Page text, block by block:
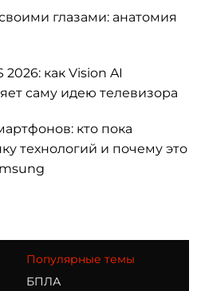
глазами: анатомия
как Vision AI
саму идею телевизора
кто пока
технологий и почему это
Популярные темы
БПЛА